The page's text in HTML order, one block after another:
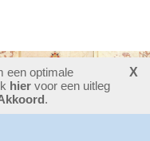
online
een optimale
hiervoor een uitleg
.
X